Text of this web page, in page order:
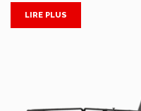
LIRE PLUS